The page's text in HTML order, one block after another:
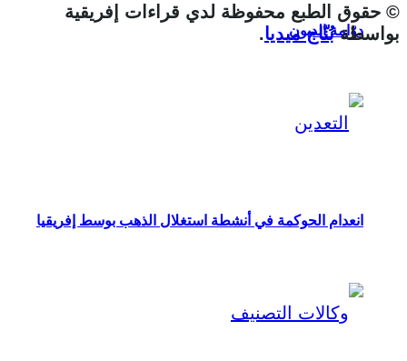
دوّامة الديون
انعدام الحوكمة في أنشطة استغلال الذهب بوسط إفريقيا
© حقوق الطبع محفوظة لدي قراءات إفريقية
بواسطةبُنّاج ميديا.